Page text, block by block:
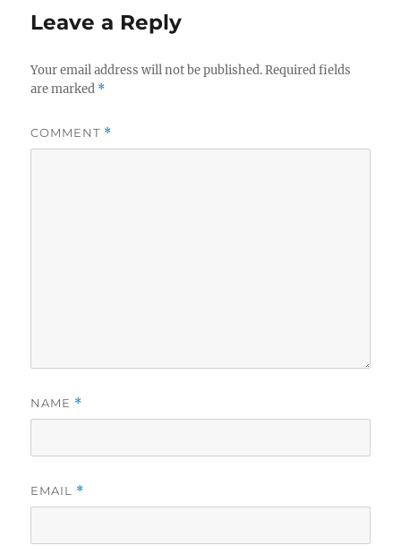
o
e
Leave a Reply
Your email address will not be published. Required fields
are marked *
COMMENT *
NAME *
EMAIL *